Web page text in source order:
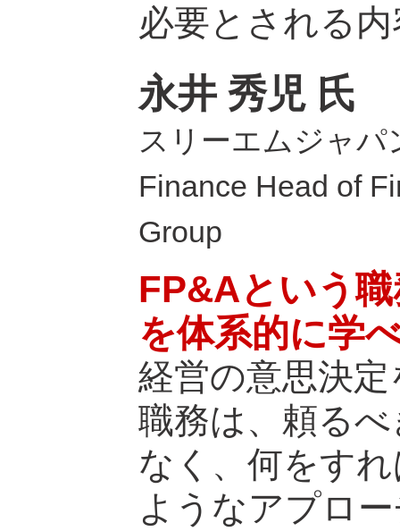
必要とされる
永井 秀児 氏
スリーエムジャパ
Finance Head of
Group
FP&Aという
を体系的に学
経営の意思決
職務は、頼る
なく、何をす
ようなアプロ